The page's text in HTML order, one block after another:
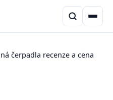
čerpadla recenze a cena